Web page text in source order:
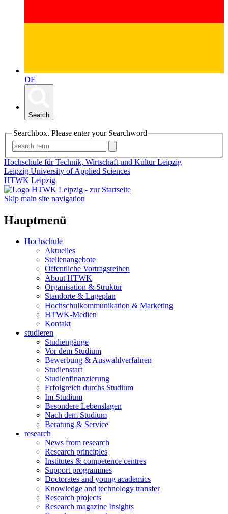
DE
Search
Searchbox. Please enter your Searchword
Hochschule für Technik, Wirtschaft und Kultur Leipzig
Leipzig University of Applied Sciences
HTWK Leipzig
Skip main site navigation
Hauptmenü
Hochschule
Aktuelles
Stellenangebote
Öffentliche Vortragsreihen
About HTWK
Organisation & Struktur
Standorte & Lageplan
Hochschulkommunikation & Marketing
HTWK-Medien
Kontakt
studieren
Studiengänge
Vor dem Studium
Bewerbung & Auswahlverfahren
Studienstart
Studienfinanzierung
Erfolgreich durchs Studium
Im Studium
Besondere Lebenslagen
Nach dem Studium
Beratung & Service
research
News from research
Research principles
Institutes & competence centres
Support programmes
Doctorates and young academics
Knowledge and technology transfer
Research projects
Research magazine Insights